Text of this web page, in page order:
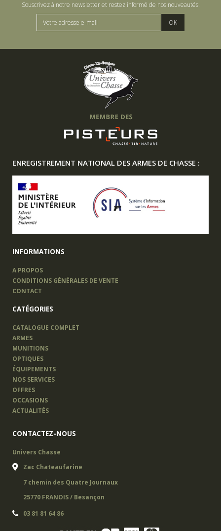
Souscrivez à notre newsletter et restez informé de nos nouveautés.
ENREGISTREMENT NATIONAL DES ARMES DE CHASSE :
INFORMATIONS
A PROPOS
CONDITIONS GÉNÉRALES DE VENTE
CONTACT
CATÉGORIES
CATALOGUE COMPLET
ARMES
MUNITIONS
OPTIQUES
ÉQUIPEMENTS
NOS SERVICES
OFFRES
OCCASIONS
ACTUALITÉS
CONTACTEZ-NOUS
Univers Chasse
Zac Chateaufarine
7 chemin des Quatre Journaux
25770 FRANOIS / Besançon
03 81 81 64 86